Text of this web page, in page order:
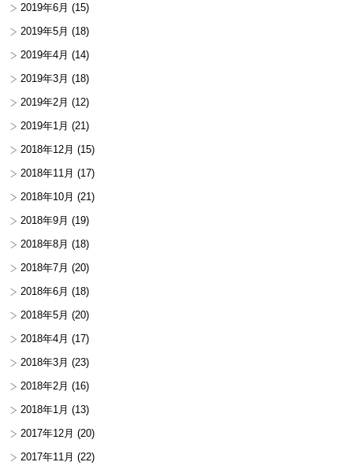
2019年6月 (15)
2019年5月 (18)
2019年4月 (14)
2019年3月 (18)
2019年2月 (12)
2019年1月 (21)
2018年12月 (15)
2018年11月 (17)
2018年10月 (21)
2018年9月 (19)
2018年8月 (18)
2018年7月 (20)
2018年6月 (18)
2018年5月 (20)
2018年4月 (17)
2018年3月 (23)
2018年2月 (16)
2018年1月 (13)
2017年12月 (20)
2017年11月 (22)